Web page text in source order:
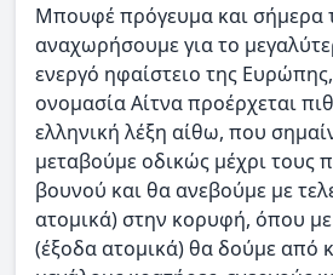
Μπουφέ πρόγευμα και σήμερα
αναχωρήσουμε για το
ενεργό ηφαίστειο της
ονομασία Αίτνα προέρχεται
ελληνική λέξη αίθω, που
μεταβούμε οδικώς μέχρι τους
βουνού και θα ανεβούμε με
ατομικά) στην κορυφή, όπου
(έξοδα ατομικά) θα δούμε από